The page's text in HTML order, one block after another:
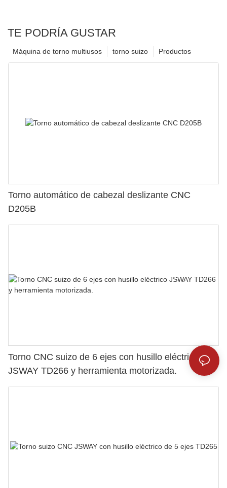
TE PODRÍA GUSTAR
Productos
torno suizo
Máquina de torno multiusos
Torno automático de cabezal deslizante CNC
D205B
Torno CNC suizo de 6 ejes con husillo eléctrico
JSWAY TD266 y herramienta motorizada.